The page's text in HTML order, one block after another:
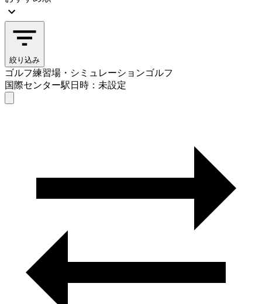
絞り込み
ゴルフ練習場・シミュレーションゴルフ
国際センター駅日時：未設定